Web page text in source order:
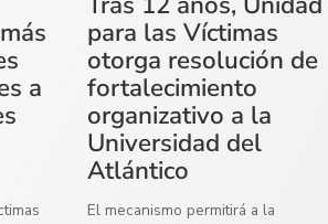
a
para las Víctimas
otorga resolución de
fortalecimiento
organizativo a la
Universidad del
Atlántico
El mecanismo permitirá a la